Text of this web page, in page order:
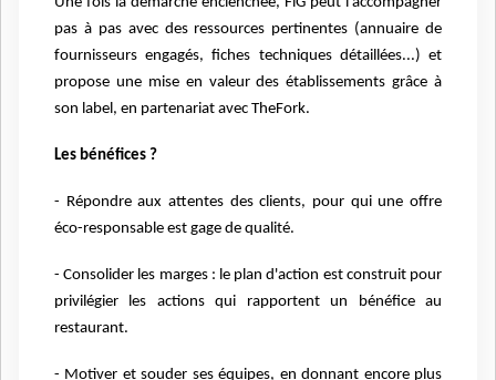
pas à pas avec des ressources pertinentes (annuaire de
fournisseurs engagés, fiches techniques détaillées...) et
propose une mise en valeur des établissements grâce à
son label, en partenariat avec TheFork.
Les bénéfices ?
- Répondre aux attentes des clients, pour qui une offre
éco-responsable est gage de qualité.
- Consolider les marges : le plan d'action est construit pour
privilégier les actions qui rapportent un bénéfice au
restaurant.
- Motiver et souder ses équipes, en donnant encore plus